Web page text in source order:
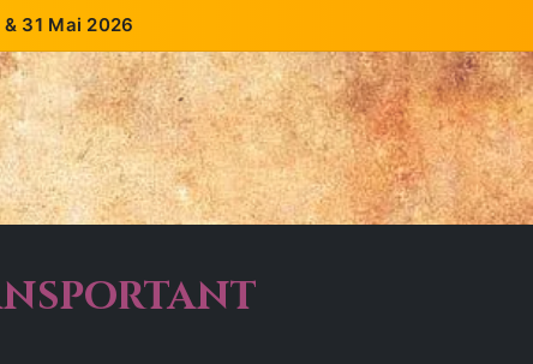
31 Mai 2026
Les potins du Castle Échoppe Contact